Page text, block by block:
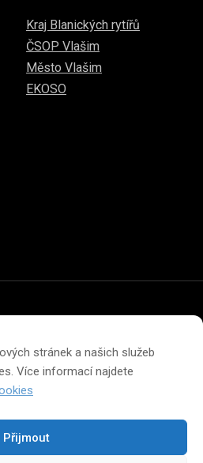
stránek a našich služeb
Více informací najdete
Přijmout
Kraj Blanických rytířů
ČSOP Vlašim
Město Vlašim
EKOSO
Prohlášení o ochraně soukromí
na webu